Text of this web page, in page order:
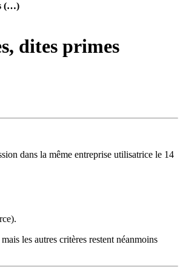
(…)
dites primes
dans la même entreprise utilisatrice le 14
les autres critères restent néanmoins